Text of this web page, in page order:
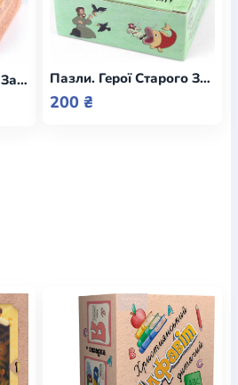
Пазли. Герої Нового Заповіту / 70 елементів А4 формат Пазли. Герої Старого Заповіту / 70 елементів А4 формат
200 ₴